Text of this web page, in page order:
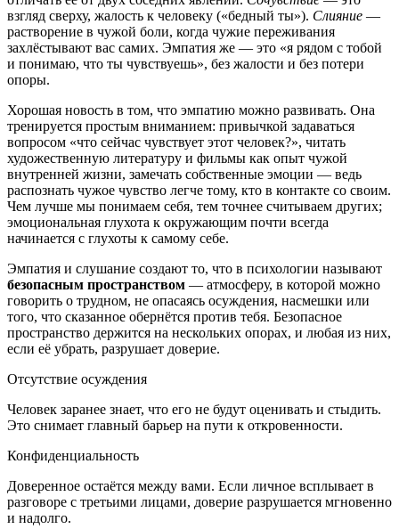
взгляд сверху, жалость к человеку («бедный ты»). Слияние —
растворение в чужой боли, когда чужие переживания
захлёстывают вас самих. Эмпатия же — это «я рядом с тобой
и понимаю, что ты чувствуешь», без жалости и без потери
опоры.
Хорошая новость в том, что эмпатию можно развивать. Она
тренируется простым вниманием: привычкой задаваться
вопросом «что сейчас чувствует этот человек?», читать
художественную литературу и фильмы как опыт чужой
внутренней жизни, замечать собственные эмоции — ведь
распознать чужое чувство легче тому, кто в контакте со своим.
Чем лучше мы понимаем себя, тем точнее считываем других;
эмоциональная глухота к окружающим почти всегда
начинается с глухоты к самому себе.
Эмпатия и слушание создают то, что в психологии называют
безопасным пространством — атмосферу, в которой можно
говорить о трудном, не опасаясь осуждения, насмешки или
того, что сказанное обернётся против тебя. Безопасное
пространство держится на нескольких опорах, и любая из них,
если её убрать, разрушает доверие.
Отсутствие осуждения
Человек заранее знает, что его не будут оценивать и стыдить.
Это снимает главный барьер на пути к откровенности.
Конфиденциальность
Доверенное остаётся между вами. Если личное всплывает в
разговоре с третьими лицами, доверие разрушается мгновенно
и надолго.